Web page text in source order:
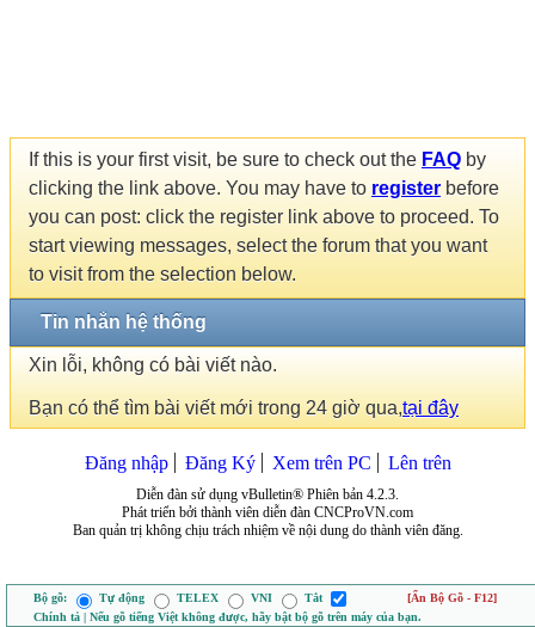
If this is your first visit, be sure to check out the FAQ by
clicking the link above. You may have to register before
you can post: click the register link above to proceed. To
start viewing messages, select the forum that you want
to visit from the selection below.
Tin nhắn hệ thống
Xin lỗi, không có bài viết nào.
Bạn có thể tìm bài viết mới trong 24 giờ qua,tại đây
Đăng nhập Đăng Ký Xem trên PC Lên trên
Diễn đàn sử dụng vBulletin® Phiên bản 4.2.3.
Phát triển bởi thành viên diễn đàn CNCProVN.com
Ban quản trị không chịu trách nhiệm về nội dung do thành viên đăng.
Bộ gõ: Tự động TELEX VNI Tắt
[Ẩn Bộ Gõ - F12]
Chính tả | Nếu gõ tiếng Việt không được, hãy bật bộ gõ trên máy của bạn.